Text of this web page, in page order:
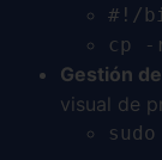
#!/
cp -
Gestión
visual de